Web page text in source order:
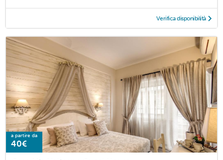
Verifica disponibilità
a partire da
40€